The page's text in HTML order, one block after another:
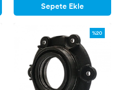
Sepete Ekle
%20